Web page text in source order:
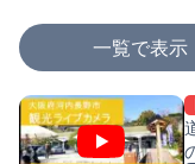
一覧で表示